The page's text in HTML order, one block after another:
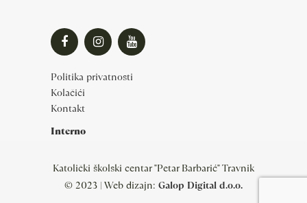
Politika privatnosti
Kolačići
Kontakt
Interno
Katolički školski centar "Petar Barbarić" Travnik
© 2023 | Web dizajn: Galop Digital d.o.o.